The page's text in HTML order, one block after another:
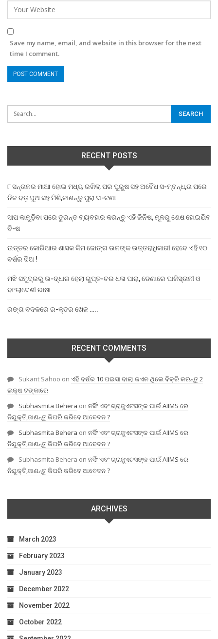
Save my name, email, and website in this browser for the next
time I comment.
RECENT POSTS
୮ ସନ୍ତାନର ମାଆ ହୋଇ ମଧ୍ୟ ରଖିଲା ପର ପୁରୁଷ ସହ ଅବୈଧ ସ-ମ୍ବନ୍ଧ,ତା ପରେ
ନିଜ ବଡ଼ ପୁଅ ସହ ମିଶି,ଜାଣନ୍ତୁ ପୁରା ଘ-ଟଣା
ସାପ କାମୁଡ଼ିବା ପରେ ତୁରନ୍ତ ବ୍ୟବହାର କରନ୍ତୁ ଏହି ଜିନିଷ, ମୂଳରୁ ଶେଷ ହୋଇଯିବ
ବି-ଷ
ଉତ୍ତର କୋରିଆର ଶାସକ କିମ ଜୋଙ୍ଗ ଉନଙ୍କ ଉତ୍ତରାଧିକାରୀ ହେବେ ଏହି ୧୦
ବର୍ଷର ଝିଅ !
ମଝି ସମୁଦ୍ରରୁ ଉ-ଦ୍ଧାର ହେଲା ଗୁପ୍ତ-ଚର ଧଳା ପାରା, ଡେଣାରେ ପାକିସ୍ତାନୀ ଓ
ବାଂଲାଦେଶୀ ଭାଷା
ରଙ୍ଗ ବଦଳରେ ର-କ୍ତର ଖେଳ …..
RECENT COMMENTS
Sukant Sahoo on ଏହି ବର୍ଷର 10 ପଇସା ବାଲା କଏନ ଥିଲେ ବିକ୍ରି କରନ୍ତୁ 2
ଲକ୍ଷ ଟଙ୍କାରେ
Subhasmita Behera on ନର୍ସିଂ ଏବଂ ଗ୍ରାଜୁଏଟସଙ୍କ ପାଇଁ AIIMS ରେ
ନିଯୁକ୍ତି,ଜାଣନ୍ତୁ କିପରି କରିବେ ଆବେଦନ ?
Subhasmita Behera on ନର୍ସିଂ ଏବଂ ଗ୍ରାଜୁଏଟସଙ୍କ ପାଇଁ AIIMS ରେ
ନିଯୁକ୍ତି,ଜାଣନ୍ତୁ କିପରି କରିବେ ଆବେଦନ ?
Subhasmita Behera on ନର୍ସିଂ ଏବଂ ଗ୍ରାଜୁଏଟସଙ୍କ ପାଇଁ AIIMS ରେ
ନିଯୁକ୍ତି,ଜାଣନ୍ତୁ କିପରି କରିବେ ଆବେଦନ ?
ARCHIVES
March 2023
February 2023
January 2023
December 2022
November 2022
October 2022